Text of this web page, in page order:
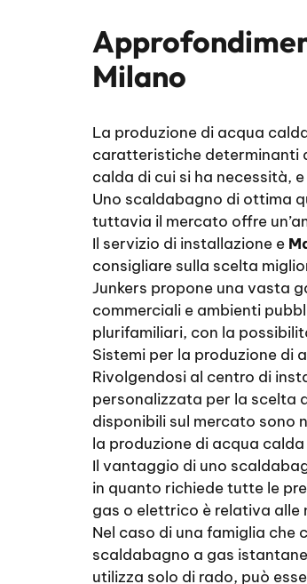
Milano
La produzione di acqua
caratteristiche determinanti
calda di cui si ha necessità,
Uno scaldabagno di ottima
tuttavia il mercato offre
Il servizio di installazione e
consigliare sulla scelta
Junkers propone una vasta
commerciali e ambienti
plurifamiliari, con la
Sistemi per la produzione di
Rivolgendosi al centro di
personalizzata per la scelta
disponibili sul mercato sono
la produzione di acqua
Il vantaggio di uno
in quanto richiede tutte le
gas o elettrico è relativa alle
Nel caso di una famiglia che
scaldabagno a gas
utilizza solo di rado, può